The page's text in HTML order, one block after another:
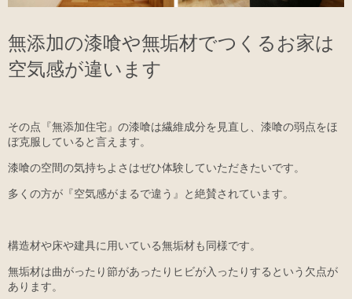
無添加の漆喰や無垢材でつくるお家は
空気感が違います
その点『無添加住宅』の漆喰は繊維成分を見直し、漆喰の弱点をほ
ぼ克服していると言えます。
漆喰の空間の気持ちよさはぜひ体験していただきたいです。
多くの方が『空気感がまるで違う』と絶賛されています。
構造材や床や建具に用いている無垢材も同様です。
無垢材は曲がったり節があったりヒビが入ったりするという欠点が
あります。